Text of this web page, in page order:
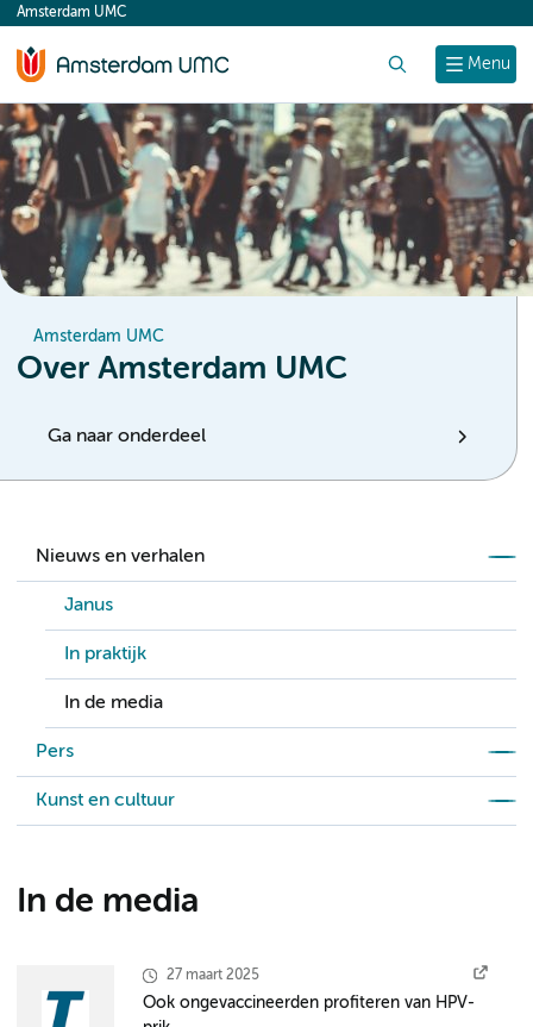
content
Menu
Amsterdam UMC
Amsterdam UMC
Over Amsterdam UMC
Ga naar onderdeel
Nieuws en verhalen
Janus
In praktijk
In de media
Pers
Kunst en cultuur
In de media
27 maart 2025
Ook ongevaccineerden profiteren van HPV-